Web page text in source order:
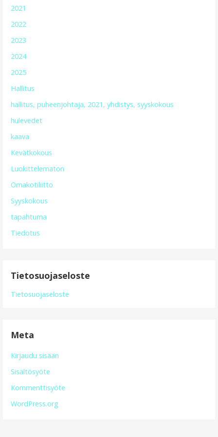
2021
2022
2023
2024
2025
Hallitus
hallitus, puheenjohtaja, 2021, yhdistys, syyskokous
hulevedet
kaava
Kevätkokous
Luokittelematon
Omakotiliitto
Syyskokous
tapahtuma
Tiedotus
Tietosuojaseloste
Tietosuojaseloste
Meta
Kirjaudu sisään
Sisältösyöte
Kommenttisyöte
WordPress.org